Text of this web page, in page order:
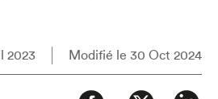
2023 Modifié le 30 Oct 2024